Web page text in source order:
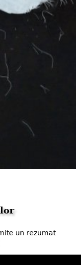
un rezumat